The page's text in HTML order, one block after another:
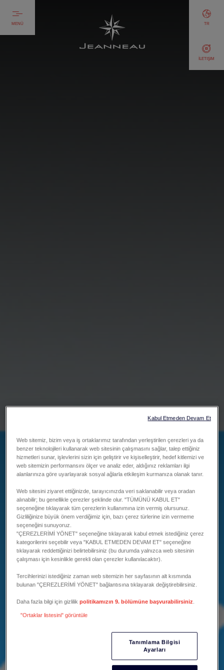
MENÜ
İLETIŞIM
TR
Web sitemiz, bizim veya iş ortaklarımız tarafından yerleştirilen çerezleri ya da
benzer teknolojileri kullanarak web sitesinin çalışmasını sağlar, talep ettiğiniz
hizmetleri sunar, işlevlerini sizin için geliştirir ve kişiselleştirir, hedef kitlemizi ve
web sitemizin performansını ölçer ve analiz eder, aldığınız reklamları ilgi
alanlarınıza göre uyarlayarak sosyal ağlarla etkileşim kurmanıza olanak tanır.
Web sitesini ziyaret ettiğinizde, tarayıcınızda veri saklanabilir veya oradan
alınabilir; bu genellikle çerezler şeklinde olur. "TÜMÜNÜ KABUL ET"
seçeneğine tıklayarak tüm çerezlerin kullanımına izin vermiş olursunuz.
Gizliliğinize büyük önem verdiğimiz için, bazı çerez türlerine izin vermeme
seçeneğini sunuyoruz.
"ÇEREZLERİMİ YÖNET" seçeneğine tıklayarak kabul etmek istediğiniz çerez
kategorilerini seçebilir veya "KABUL ETMEDEN DEVAM ET" seçeneğine
tıklayarak reddettiğinizi belirtebilirsiniz (bu durumda yalnızca web sitesinin
çalışması için kesinlikle gerekli olan çerezler kullanılacaktır).
Tercihlerinizi istediğiniz zaman web sitemizin her sayfasının alt kısmında
bulunan "ÇEREZLERİMİ YÖNET" bağlantısına tıklayarak değiştirebilirsiniz.
Daha fazla bilgi için gizlilikpolitikamızın 9. bölümüne başvurabilirsiniz
"Ortaklar listesini" görüntüle
Tanımlama Bilgisi
Ayarları
Kabul Etmeden Devam Et